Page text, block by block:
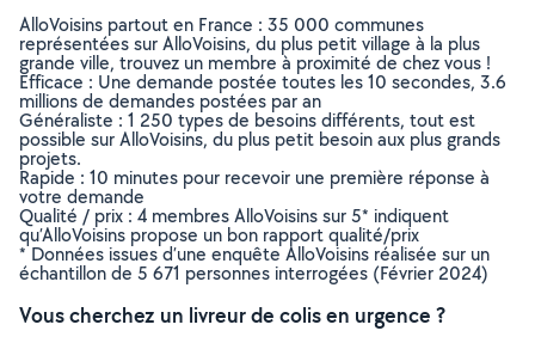
AlloVoisins partout en France : 35 000 communes
représentées sur AlloVoisins, du plus petit village à la plus
grande ville, trouvez un membre à proximité de chez vous !
Efficace : Une demande postée toutes les 10 secondes, 3.6
millions de demandes postées par an
Généraliste : 1 250 types de besoins différents, tout est
possible sur AlloVoisins, du plus petit besoin aux plus grands
projets.
Rapide : 10 minutes pour recevoir une première réponse à
votre demande
Qualité / prix : 4 membres AlloVoisins sur 5* indiquent
qu’AlloVoisins propose un bon rapport qualité/prix
* Données issues d’une enquête AlloVoisins réalisée sur un
échantillon de 5 671 personnes interrogées (Février 2024)
Vous cherchez un livreur de colis en urgence ?